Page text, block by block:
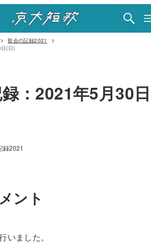
歌会の記録2021
(日)
：2021年5月30日
録2021
ント
いました。